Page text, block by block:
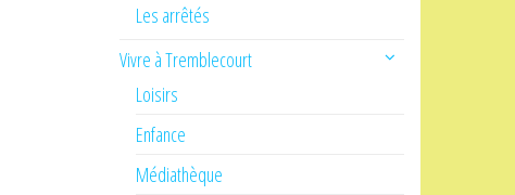
Les arrêtés
Vivre à Tremblecourt
Loisirs
Enfance
Médiathèque